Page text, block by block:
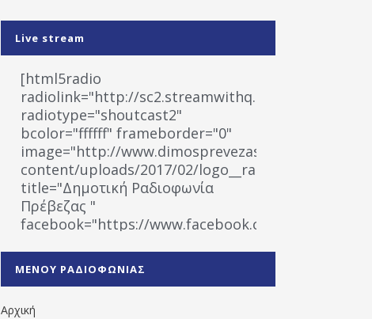
Live stream
[html5radio
radiolink="http://sc2.streamwithq.com:8028/
radiotype="shoutcast2"
bcolor="ffffff" frameborder="0"
image="http://www.dimosprevezas.gr/wp-
content/uploads/2017/02/logo__radiofonias.jpg"
title="Δημοτική Ραδιοφωνία
Πρέβεζας "
facebook="https://www.facebook.com/
1531194763766854/" artist="" ]
ΜΕΝΟΥ ΡΑΔΙΟΦΩΝΙΑΣ
Αρχική